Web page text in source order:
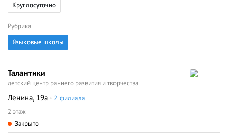
Круглосуточно
Рубрика
Языковые школы
Талантики
детский центр раннего развития и творчества
Ленина, 19а
2 филиала
2 этаж
Закрыто